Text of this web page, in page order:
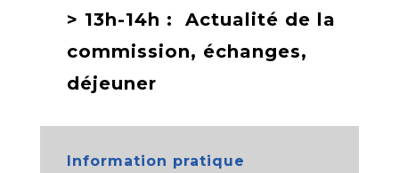
> 13h-14h : Actualité de la
commission, échanges,
déjeuner
Information pratique